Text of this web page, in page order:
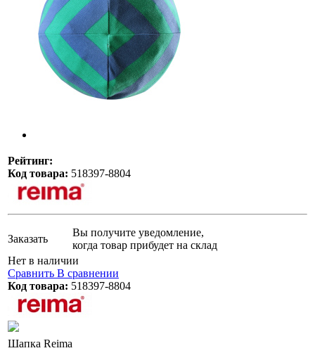
Рейтинг:
Код товара: 518397-8804
Заказать
Вы получите уведомление,
когда товар прибудет на склад
Нет в наличии
Сравнить В сравнении
Код товара: 518397-8804
Шапка Reima